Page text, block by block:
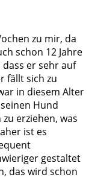
zu mir, da
schon 12 Jahre
er sehr auf
fällt sich zu
in diesem Alter
Hund
erziehen, was
ist es
gestaltet
das wird schon